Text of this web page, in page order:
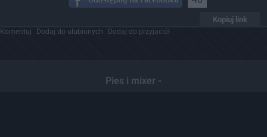
Kopiuj link
Komentuj Dodaj do ulubionych Dodaj do przyjaciół
Pies i mixer -